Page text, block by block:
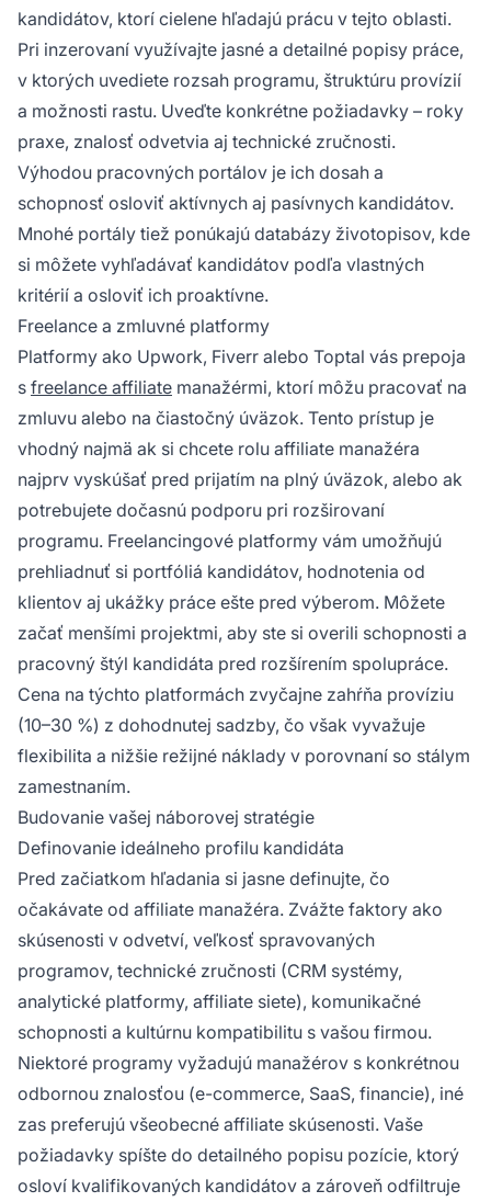
kandidátov, ktorí cielene hľadajú prácu v tejto oblasti.
Pri inzerovaní využívajte jasné a detailné popisy práce,
v ktorých uvediete rozsah programu, štruktúru provízií
a možnosti rastu. Uveďte konkrétne požiadavky – roky
praxe, znalosť odvetvia aj technické zručnosti.
Výhodou pracovných portálov je ich dosah a
schopnosť osloviť aktívnych aj pasívnych kandidátov.
Mnohé portály tiež ponúkajú databázy životopisov, kde
si môžete vyhľadávať kandidátov podľa vlastných
kritérií a osloviť ich proaktívne.
Freelance a zmluvné platformy
Platformy ako Upwork, Fiverr alebo Toptal vás prepoja
s freelance affiliate manažérmi, ktorí môžu pracovať na
zmluvu alebo na čiastočný úväzok. Tento prístup je
vhodný najmä ak si chcete rolu affiliate manažéra
najprv vyskúšať pred prijatím na plný úväzok, alebo ak
potrebujete dočasnú podporu pri rozširovaní
programu. Freelancingové platformy vám umožňujú
prehliadnuť si portfóliá kandidátov, hodnotenia od
klientov aj ukážky práce ešte pred výberom. Môžete
začať menšími projektmi, aby ste si overili schopnosti a
pracovný štýl kandidáta pred rozšírením spolupráce.
Cena na týchto platformách zvyčajne zahŕňa províziu
(10–30 %) z dohodnutej sadzby, čo však vyvažuje
flexibilita a nižšie režijné náklady v porovnaní so stálym
zamestnaním.
Budovanie vašej náborovej stratégie
Definovanie ideálneho profilu kandidáta
Pred začiatkom hľadania si jasne definujte, čo
očakávate od affiliate manažéra. Zvážte faktory ako
skúsenosti v odvetví, veľkosť spravovaných
programov, technické zručnosti (CRM systémy,
analytické platformy, affiliate siete), komunikačné
schopnosti a kultúrnu kompatibilitu s vašou firmou.
Niektoré programy vyžadujú manažérov s konkrétnou
odbornou znalosťou (e-commerce, SaaS, financie), iné
zas preferujú všeobecné affiliate skúsenosti. Vaše
požiadavky spíšte do detailného popisu pozície, ktorý
osloví kvalifikovaných kandidátov a zároveň odfiltruje